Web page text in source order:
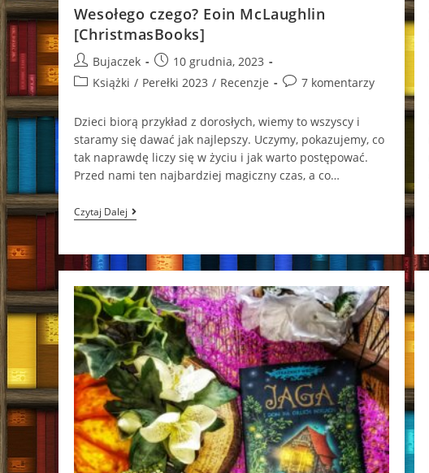
Wesołego czego? Eoin McLaughlin
[ChristmasBooks]
Post
author:
Bujaczek
Post
published:
10 grudnia, 2023
PostKsiążki / Perełki 2023 / Recenzje
Post7 komentarzy
Dzieci biorą przykład z dorosłych, wiemy to wszyscy i
staramy się dawać jak najlepszy. Uczymy, pokazujemy, co
tak naprawdę liczy się w życiu i jak warto postępować.
Przed nami ten najbardziej magiczny czas, a co…
Czytaj DalejWesołego
Czego?
McLaughlin
[ChristmasBooks]